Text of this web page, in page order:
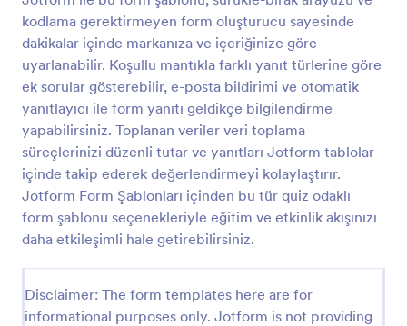
kodlama gerektirmeyen form oluşturucu sayesinde
dakikalar içinde markanıza ve içeriğinize göre
uyarlanabilir. Koşullu mantıkla farklı yanıt türlerine göre
ek sorular gösterebilir, e-posta bildirimi ve otomatik
yanıtlayıcı ile form yanıtı geldikçe bilgilendirme
yapabilirsiniz. Toplanan veriler veri toplama
süreçlerinizi düzenli tutar ve yanıtları Jotform tablolar
içinde takip ederek değerlendirmeyi kolaylaştırır.
Jotform Form Şablonları içinden bu tür quiz odaklı
form şablonu seçenekleriyle eğitim ve etkinlik akışınızı
daha etkileşimli hale getirebilirsiniz.
Disclaimer: The form templates here are for
informational purposes only. Jotform is not providing
IQ Testi
Zengin içerikli IQ Testimiz ile kullanıcıların isim
bilgisini alın ve test skorlarını görüntüleyin.
Go to Category:
Eğitim Formları